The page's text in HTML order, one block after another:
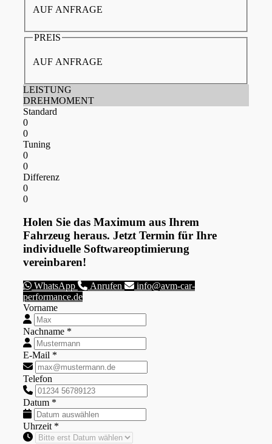
AUF ANFRAGE
PREIS
AUF ANFRAGE
LEISTUNG
DREHMOMENT
Standard
0
0
Tuning
0
0
Differenz
0
0
Holen Sie das Maximum aus Ihrem
Fahrzeug heraus. Jetzt Termin für Ihre
individuelle Softwareoptimierung
vereinbaren!
WhatsApp Anrufen
info@avm-car-
performance.de
Vorname
Nachname *
E-Mail *
Telefon
Datum *
Uhrzeit *